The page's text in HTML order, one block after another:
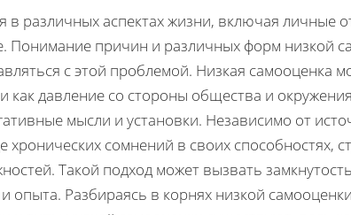
в различных аспектах жизни, включая личные
Понимание причин и различных форм низкой
с этой проблемой. Низкая самооценка
давление со стороны общества и
мысли и установки. Независимо от
сомнений в своих способностях,
Такой подход может вызвать
опыта. Разбираясь в корнях низкой